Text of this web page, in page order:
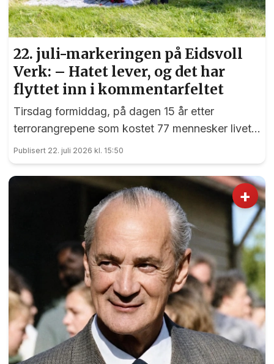
22. juli-markeringen på Eidsvoll
Verk: – Hatet lever, og det har
flyttet inn i kommentarfeltet
Tirsdag formiddag, på dagen 15 år etter
terrorangrepene som kostet 77 mennesker livet,
var det en sterk markering ved 22. juli-
monumentet på Eidsvoll Verk.
Publisert 22. juli 2026 kl. 15:50
+